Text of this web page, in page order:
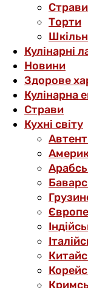
Торти
Кулінарні
Новини
Здорове
Кулінарна
Страви
Кухні світу